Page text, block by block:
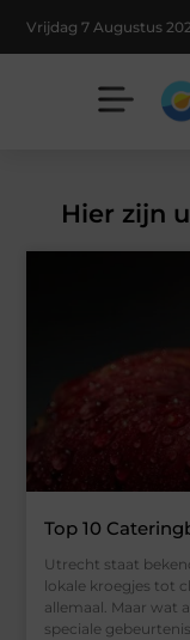
Vrijdag 7 Augustus
Hier zijn
Top 10
Utrecht staat
lokale kroegjes tot
allemaal. Maar wat
speciale